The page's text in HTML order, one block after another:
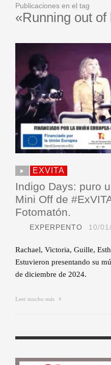
Publicaciones en el tag
«Running out of
EXVITA
Indigo Days: puro
Mini Off de
Fotomatón.
EXPERPENTO 10/
Rachael, Victoria, Guille,
Estuvieron presentando su
de diciembre de 2024.
Leer mucho más